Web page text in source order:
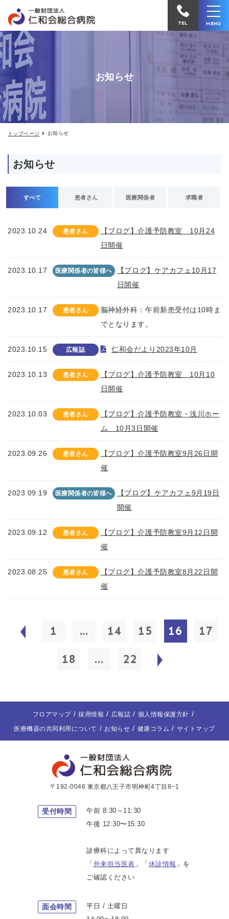
せ
病
院
電
TEL MENU
お知らせ
トップページ お知らせ
お知らせ
すべて 患者さん 医療関係者 求職者
2023.10.24 患者さん
【ブログ】介護予防教室 10月24
日開催
2023.10.17 医療関係者の皆様へ
【ブログ】ケアカフェ10月17
日開催
2023.10.17 患者さん
脳神経外科：午前新患受付は10時ま
でとなります。
2023.10.15 広報誌 仁和会だより2023年10月
2023.10.13 患者さん
【ブログ】介護予防教室 10月10
日開催
2023.10.03 患者さん
【ブログ】介護予防教室・浅川ホー
ム 10月3日開催
2023.09.26 患者さん
【ブログ】介護予防教室9月26日開
催
2023.09.19 医療関係者の皆様へ
【ブログ】ケアカフェ9月19日
開催
2023.09.12 患者さん
【ブログ】介護予防教室9月12日開
催
2023.08.25 患者さん
【ブログ】介護予防教室8月22日開
催
1 ... 14 15 16
17
18
... 22
フロアマップ 採用情報 広報誌
個人情報保護方針
医療機器の共同利用について
お知らせ 健康コラム サイトマップ
〒192-0046 東京都八王子市明神町4丁目8−1
受付時間
午前 8:30～11:30
午後 12:30〜15:30
診療科によって異なります
「 外来担当医表 」「 休診情報 」を
ご確認ください
面会時間
平日 / 土曜日